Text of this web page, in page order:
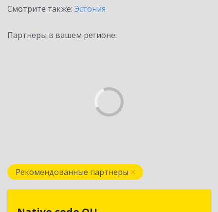
Смотрите также: Эстония
Партнеры в вашем регионе:
Рекомендованные партнеры